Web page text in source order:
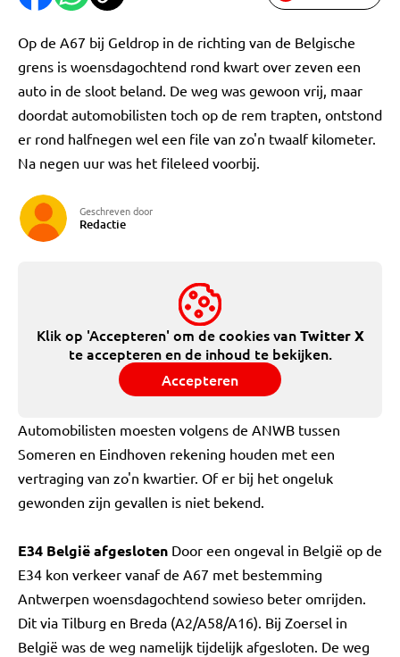
Op de A67 bij Geldrop in de richting van de Belgische
grens is woensdagochtend rond kwart over zeven een
auto in de sloot beland. De weg was gewoon vrij, maar
doordat automobilisten toch op de rem trapten, ontstond
er rond halfnegen wel een file van zo'n twaalf kilometer.
Na negen uur was het fileleed voorbij.
Geschreven door
Redactie
Klik op 'Accepteren' om de cookies vanTwitter X
te accepteren en de inhoud te bekijken.
Accepteren
Automobilisten moesten volgens de ANWB tussen
Someren en Eindhoven rekening houden met een
vertraging van zo'n kwartier. Of er bij het ongeluk
gewonden zijn gevallen is niet bekend.
E34 België afgesloten Door een ongeval in België op de
E34 kon verkeer vanaf de A67 met bestemming
Antwerpen woensdagochtend sowieso beter omrijden.
Dit via Tilburg en Breda (A2/A58/A16). Bij Zoersel in
België was de weg namelijk tijdelijk afgesloten. De weg